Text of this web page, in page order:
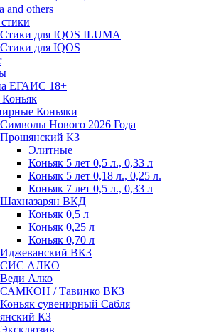
and others
Стики для IQOS ILUMA
Стики для IQOS
ЕГАИС 18+
Коньяки
Символы Нового 2026 Года
Прошянский КЗ
Элитные
Коньяк 5 лет 0,5 л., 0,33 л
Коньяк 5 лет 0,18 л., 0,25 л.
Коньяк 7 лет 0,5 л., 0,33 л
Шахназарян ВКД
Коньяк 0,5 л
Коньяк 0,25 л
Коньяк 0,70 л
Иджеванский ВКЗ
СИС АЛКО
Веди Алко
САМКОН / Тавинко ВКЗ
Коньяк сувенирный Сабля
КЗ
Эксклюзив